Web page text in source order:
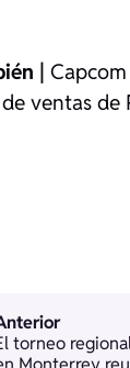
|
ventas de
torneo